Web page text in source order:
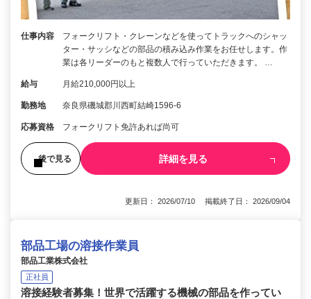
仕事内容
フォークリフト・クレーンなどを使ってトラックへのシャッ
ター・サッシなどの部品の積み込み作業をお任せします。作
業は各リーダーのもと複数人で行っていただきます。 …
給与 月給210,000円以上
勤務地 奈良県磯城郡川西町結崎1596-6
応募資格 フォークリフト免許あれば尚可
後で見る 詳細を見る
更新日： 2026/07/10 掲載終了日： 2026/09/04
部品工場の溶接作業員
部品工業株式会社
正社員
溶接経験者募集！世界で活躍する機械の部品を作ってい